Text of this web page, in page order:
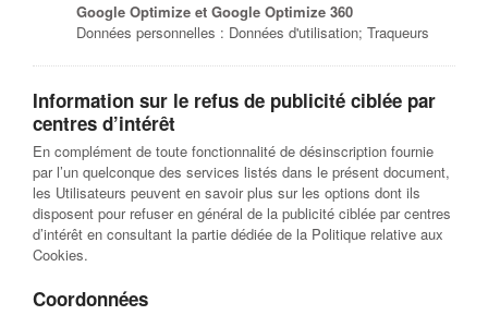
Google Optimize et Google Optimize 360
Données personnelles : Données d'utilisation; Traqueurs
Information sur le refus de publicité ciblée par
centres d’intérêt
En complément de toute fonctionnalité de désinscription fournie
par l’un quelconque des services listés dans le présent document,
les Utilisateurs peuvent en savoir plus sur les options dont ils
disposent pour refuser en général de la publicité ciblée par centres
d’intérêt en consultant la partie dédiée de la Politique relative aux
Cookies.
Coordonnées